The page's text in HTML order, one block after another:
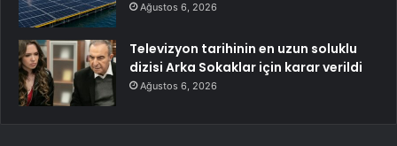
Ağustos 6, 2026
Televizyon tarihinin en uzun soluklu
dizisi Arka Sokaklar için karar verildi
Ağustos 6, 2026